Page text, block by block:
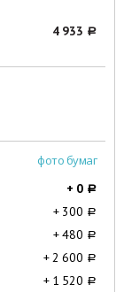
4 933 a
фото бумаг
+ 0 a
+ 300 a
+ 480 a
+ 2 600 a
+ 1 520 a